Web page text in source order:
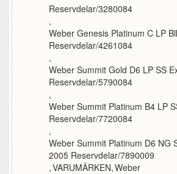
Reservdelar/3280084
,
Weber Genesis Platinum C LP
Reservdelar/4261084
,
Weber Summit Gold D6 LP SS
Reservdelar/5790084
,
Weber Summit Platinum B4 LP
Reservdelar/7720084
,
Weber Summit Platinum D6 NG
2005 Reservdelar/7890009
,VARUMÄRKEN,Weber